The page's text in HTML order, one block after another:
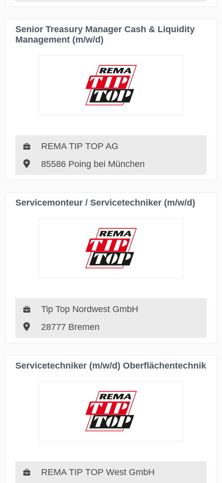
Senior Treasury Manager Cash & Liquidity
Management (m/w/d)
REMA TIP TOP AG
85586 Poing bei München
Servicemonteur / Servicetechniker (m/w/d)
Tip Top Nordwest GmbH
28777 Bremen
Servicetechniker (m/w/d) Oberflächentechnik
REMA TIP TOP West GmbH